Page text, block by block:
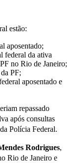
estão:
aposentado;
federal da ativa
no Rio de Janeiro;
PF;
aposentado e
repassado
após consultas
Polícia Federal.
Rodrigues,
Rio de Janeiro e